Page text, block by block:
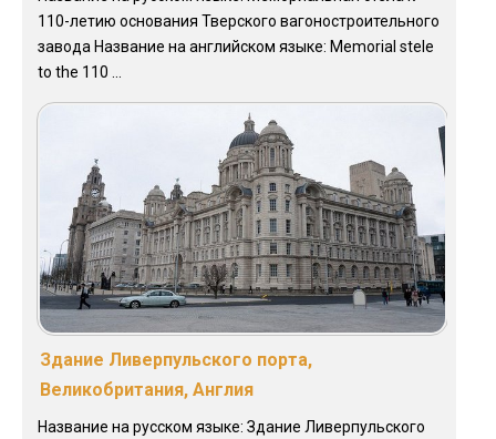
110-летию основания Тверского вагоностроительного
завода Название на английском языке: Memorial stele
to the 110 ...
Здание Ливерпульского порта,
Великобритания, Англия
Название на русском языке: Здание Ливерпульского